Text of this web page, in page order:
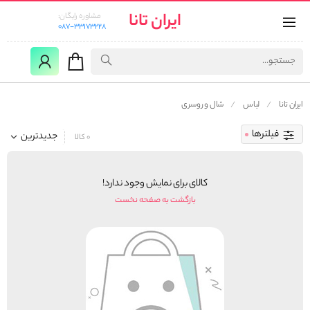
ایران تانا
مشاوره رایگان:
087-33173228
ایران تانا لباس شال و روسری
فیلترها جدیدترین 0 کالا
کالای برای نمایش وجود ندارد!
بازگشت به صفحه نخست